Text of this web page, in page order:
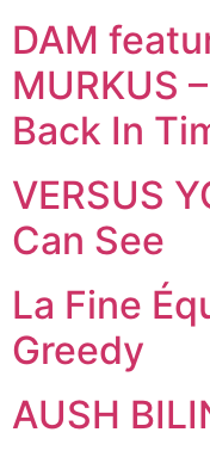
DAM
MURKUS
Back In
VERSUS
Can See
La Fine
Greedy
AUSH